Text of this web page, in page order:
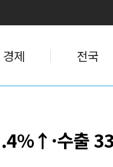
경제 전국
1.4%↑·수